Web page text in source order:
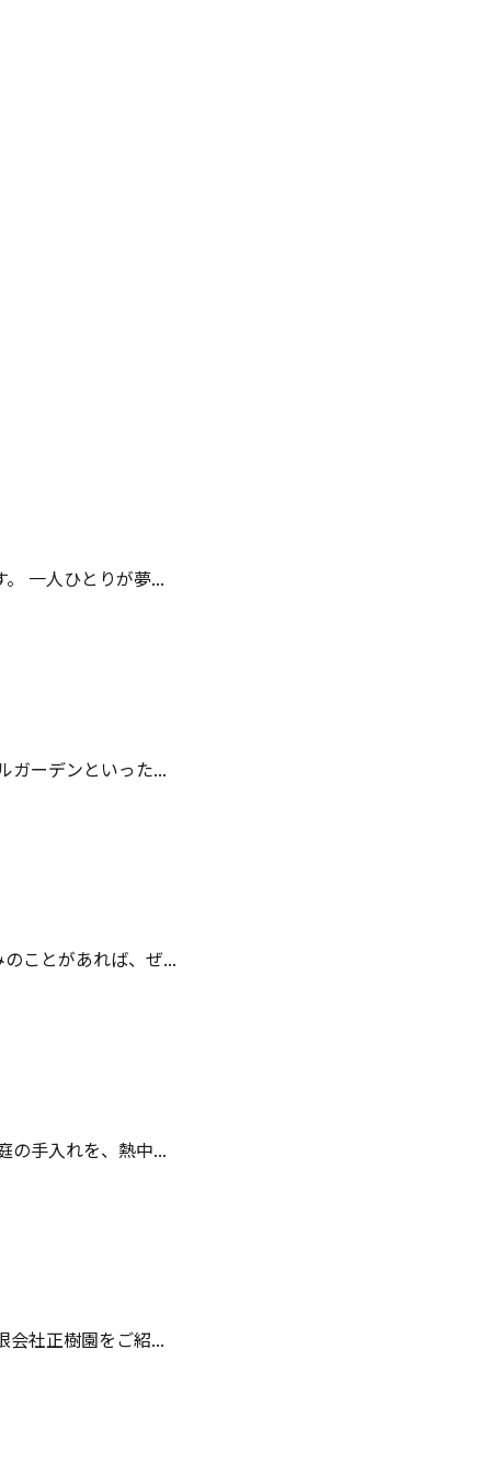
一人ひとりが夢...
ガーデンといった...
ことがあれば、ぜ...
の手入れを、熱中...
会社正樹園をご紹...